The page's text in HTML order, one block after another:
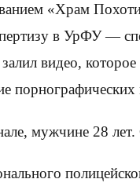
«Храм
в УрФУ —
видео,
мужчине 28